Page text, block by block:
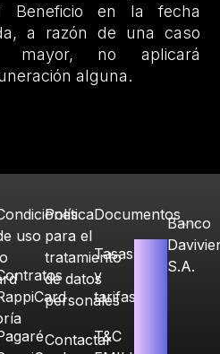
Beneficio en la fecha
a razón de una caso
mayor, no aplicará
alguna.
uso
Política
para el
tratamiento
de datos
personales
Contactar
Documentos
Tasas
y
tarifas
T&C
Banco
S.A.